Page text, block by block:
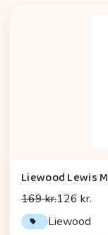
169 kr.126 kr.
Liewood